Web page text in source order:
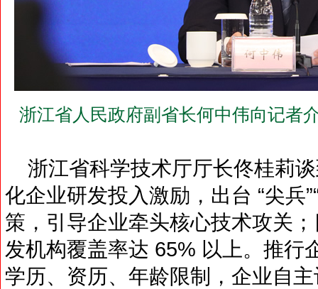
浙江省人民政府副省长何中伟向记者
浙江省科学技术厅厅长佟桂莉
化企业研发投入激励，出台 “尖兵
策，引导企业牵头核心技术攻关
发机构覆盖率达 65% 以上。推行
学历、资历、年龄限制，企业自